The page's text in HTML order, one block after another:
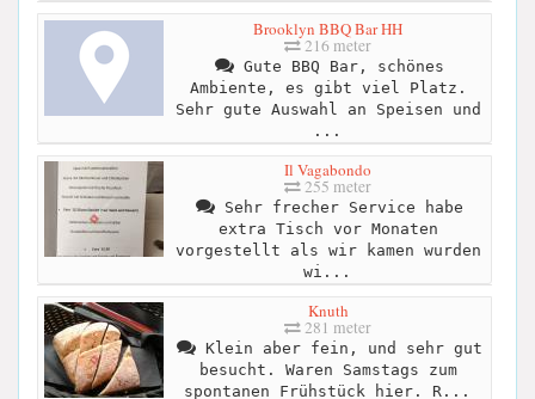
Brooklyn BBQ Bar HH
216 meter
Gute BBQ Bar, schönes
Ambiente, es gibt viel Platz.
Sehr gute Auswahl an Speisen und
...
Il Vagabondo
255 meter
Sehr frecher Service habe
extra Tisch vor Monaten
vorgestellt als wir kamen wurden
wi...
Knuth
281 meter
Klein aber fein, und sehr gut
besucht. Waren Samstags zum
spontanen Frühstück hier. R...